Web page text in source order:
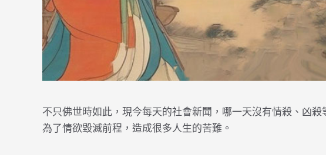
不只佛世時如此，現今每天的社會新聞，哪一天沒有情殺、凶
為了情欲毀滅前程，造成很多人生的苦難。